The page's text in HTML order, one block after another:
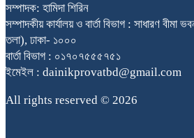
সম্পাদক: হামিদা শিরিন
সম্পাদকীয় কার্যালয় ও বার্তা বিভাগ : সাধারণ
তলা), ঢাকা- ১০০০
বার্তা বিভাগ : ০১৭০৭৫৫৫৭৫১
ইমেইল : dainikprovatbd@gmail.com
All rights reserved © 2026